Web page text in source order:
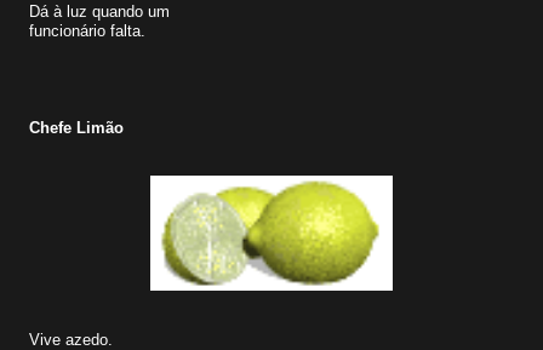
Dá à luz quando um
funcionário falta.
Chefe Limão
Vive azedo.